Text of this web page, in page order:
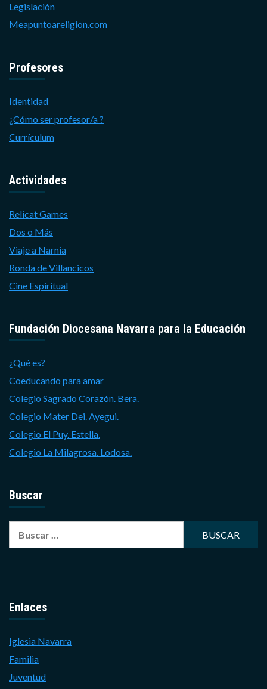
Legislación
Meapuntoareligion.com
Profesores
Identidad
¿Cómo ser profesor/a ?
Currículum
Actividades
Relicat Games
Dos o Más
Viaje a Narnia
Ronda de Villancicos
Cine Espiritual
Fundación Diocesana Navarra para la Educación
¿Qué es?
Coeducando para amar
Colegio Sagrado Corazón. Bera.
Colegio Mater Dei. Ayegui.
Colegio El Puy. Estella.
Colegio La Milagrosa. Lodosa.
Buscar
Enlaces
Iglesia Navarra
Familia
Juventud